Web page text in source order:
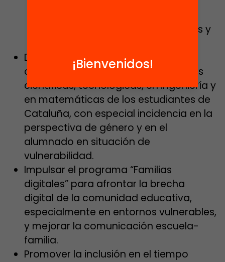
difusión de recursos, formaciones y
Desplegar el Plan STEMcat con el
objetivo de potenciar las vocaciones
científicas, tecnológicas, en ingeniería y
en matemáticas de los estudiantes de
Cataluña, con especial incidencia en la
perspectiva de género y en el
alumnado en situación de
vulnerabilidad.
Impulsar el programa “Familias
digitales” para afrontar la brecha
digital de la comunidad educativa,
especialmente en entornos vulnerables,
y mejorar la comunicación escuela-
familia.
Promover la inclusión en el tiempo
¡Bienvenidos!